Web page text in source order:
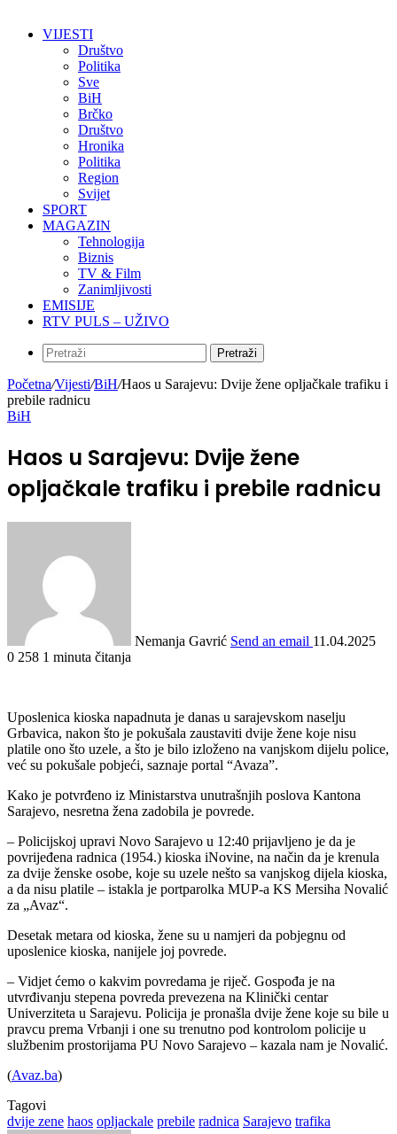
VIJESTI
Društvo
Politika
Sve
BiH
Brčko
Društvo
Hronika
Politika
Region
Svijet
SPORT
MAGAZIN
Tehnologija
Biznis
TV & Film
Zanimljivosti
EMISIJE
RTV PULS – UŽIVO
Pretraži
Početna/Vijesti/BiH/Haos u Sarajevu: Dvije žene opljačkale trafiku i
prebile radnicu
BiH
Haos u Sarajevu: Dvije žene
opljačkale trafiku i prebile radnicu
Nemanja Gavrić Send an email 11.04.2025
0 258 1 minuta čitanja
Uposlenica kioska napadnuta je danas u sarajevskom naselju
Grbavica, nakon što je pokušala zaustaviti dvije žene koje nisu
platile ono što uzele, a što je bilo izloženo na vanjskom dijelu police,
već su pokušale pobjeći, saznaje portal “Avaza”.
Kako je potvrđeno iz Ministarstva unutrašnjih poslova Kantona
Sarajevo, nesretna žena zadobila je povrede.
– Policijskoj upravi Novo Sarajevo u 12:40 prijavljeno je da je
povrijeđena radnica (1954.) kioska iNovine, na način da je krenula
za dvije ženske osobe, koje su uzele nešto sa vanjskog dijela kioska,
a da nisu platile – istakla je portparolka MUP-a KS Mersiha Novalić
za „Avaz“.
Desetak metara od kioska, žene su u namjeri da pobjegnu od
uposlenice kioska, nanijele joj povrede.
– Vidjet ćemo o kakvim povredama je riječ. Gospođa je na
utvrđivanju stepena povreda prevezena na Klinički centar
Univerziteta u Sarajevu. Policija je pronašla dvije žene koje su bile u
pravcu prema Vrbanji i one su trenutno pod kontrolom policije u
službenim prostorijama PU Novo Sarajevo – kazala nam je Novalić.
(Avaz.ba)
Tagovi
dvije zene haos opljackale prebile radnica Sarajevo trafika